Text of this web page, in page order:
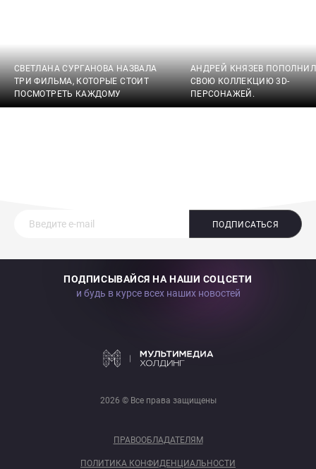
СВЕТЛАНА СУРГАНОВА НАЗВАЛА
ТРИ ФИЛЬМА, КОТОРЫЕ СТОИТ
ПОСМОТРЕТЬ КАЖДОМУ
АНДРЕЙ КНЯЗЕВ ПОПОЛНИЛ
СВОЮ КОЛЛЕКЦИЮ 3D-
ПЕРСОНАЖЕЙ.
ПОДПИСАТЬСЯ
ПОДПИСЫВАЙСЯ НА НАШИ СОЦСЕТИ
и будь в курсе всех наших новостей
2026 © Все права защищены
ПРАВООБЛАДАТЕЛЯМ
ПОЛИТИКА КОНФИДЕНЦИАЛЬНОСТИ